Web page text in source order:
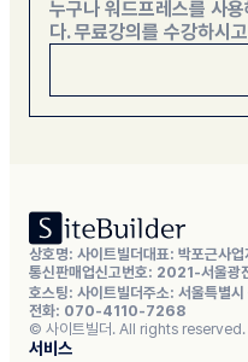
누구나 워드프레스를 사
다. 무료강의를 수강하시
상호명: 사이트빌더대표: 박포근사
통신판매업신고번호: 2021-서울
호스팅: 사이트빌더주소: 서울특별
전화: 070-4110-7268
© 사이트빌더. All rights reserved.
서비스